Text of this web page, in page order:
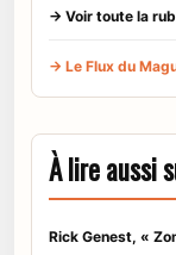
→ Voir toute la
→ Le Flux du
À lire aussi
Rick Genest, «